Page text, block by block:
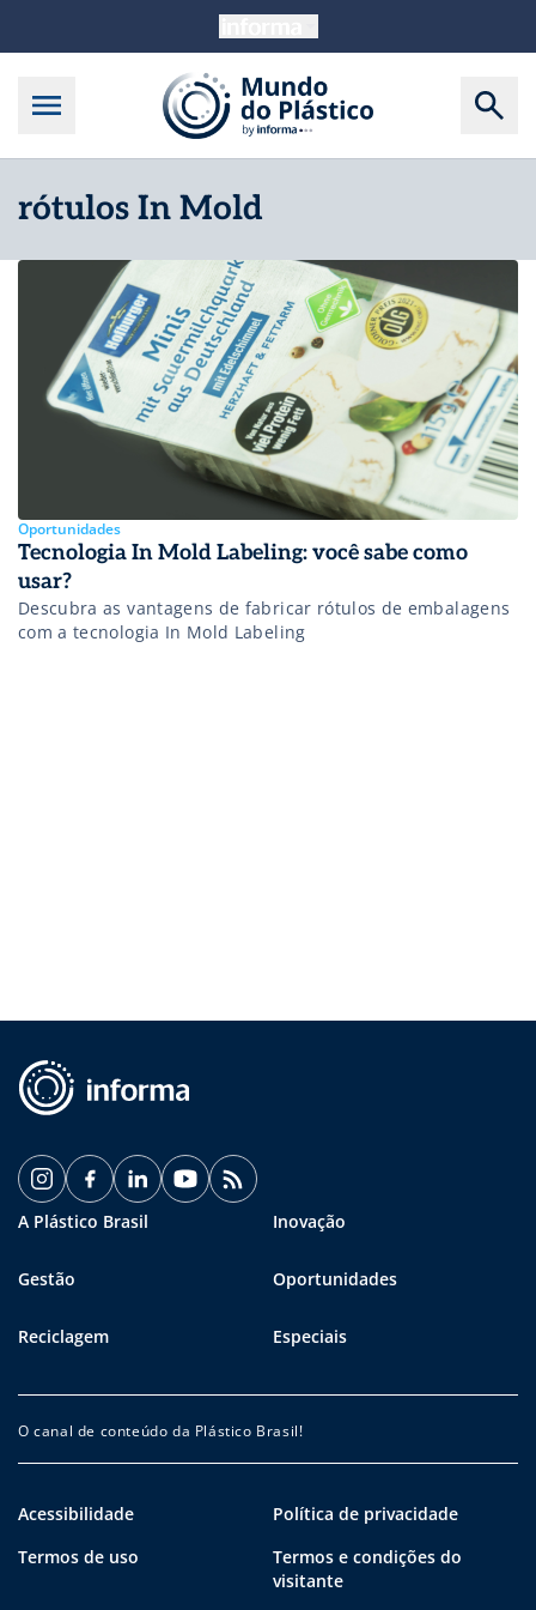
rótulos In Mold
Oportunidades
Tecnologia In Mold Labeling: você sabe como
usar?
Descubra as vantagens de fabricar rótulos de embalagens
com a tecnologia In Mold Labeling
A Plástico Brasil Inovação
Gestão Oportunidades
Reciclagem Especiais
O canal de conteúdo da Plástico Brasil!
Acessibilidade
Política de privacidade
Termos de uso
Termos e condições do
visitante